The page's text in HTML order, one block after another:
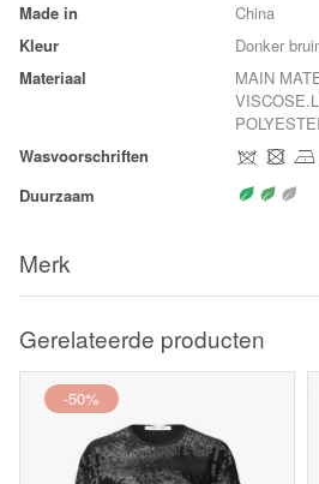
Made in
China
Kleur
Donker
Materiaal
MAIN
Wasvoorschriften
Duurzaam
Merk
Gerelateerde producten
-50%